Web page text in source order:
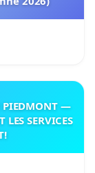
PIEDMONT —
LES SERVICES